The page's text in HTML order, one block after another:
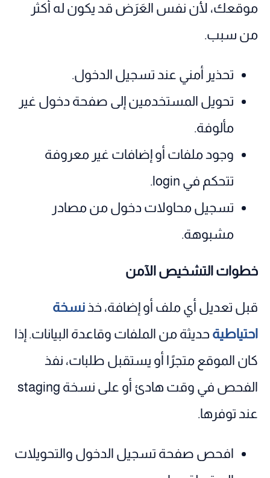
موقعك، لأن نفس العَرَض قد يكون له أكثر
من سبب.
تحذير أمني عند تسجيل الدخول.
تحويل المستخدمين إلى صفحة دخول غير
مألوفة.
وجود ملفات أو إضافات غير معروفة
تتحكم في login.
تسجيل محاولات دخول من مصادر
مشبوهة.
خطوات التشخيص الآمن
قبل تعديل أي ملف أو إضافة، خذنسخة
احتياطية حديثة من الملفات وقاعدة البيانات. إذا
كان الموقع متجرًا أو يستقبل طلبات، نفذ
الفحص في وقت هادئ أو على نسخة staging
عند توفرها.
افحص صفحة تسجيل الدخول والتحويلات